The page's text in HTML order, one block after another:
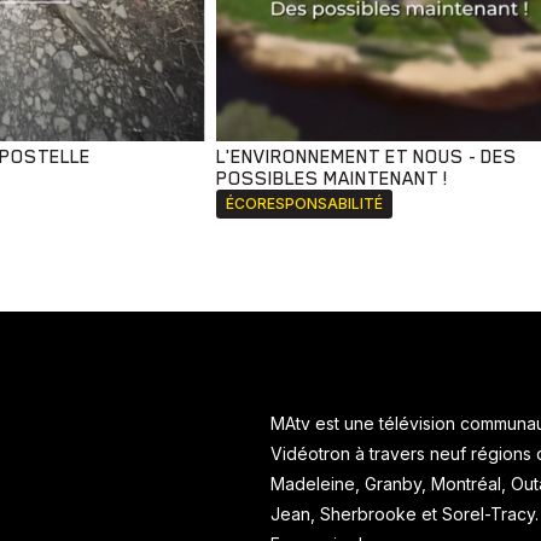
L'ENVIRONNEMENT ET NOUS - DES
POSSIBLES MAINTENANT !
ÉCORESPONSABILITÉ
MAtv est une télévision
Vidéotron à travers neuf régions
Madeleine, Granby, Montréal,
Jean, Sherbrooke et Sorel-